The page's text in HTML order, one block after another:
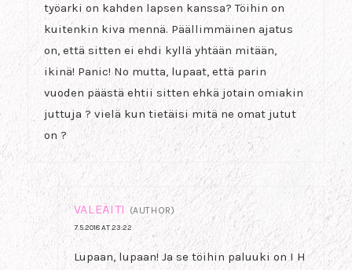
työarki on kahden lapsen kanssa? Töihin on
kuitenkin kiva mennä. Päällimmäinen ajatus
on, että sitten ei ehdi kyllä yhtään mitään,
ikinä! Panic! No mutta, lupaat, että parin
vuoden päästä ehtii sitten ehkä jotain omiakin
juttuja ? vielä kun tietäisi mitä ne omat jutut
on ?
VALEÄITI (AUTHOR)
7.5.2018 AT 23:22
Lupaan, lupaan! Ja se töihin paluuki on I H